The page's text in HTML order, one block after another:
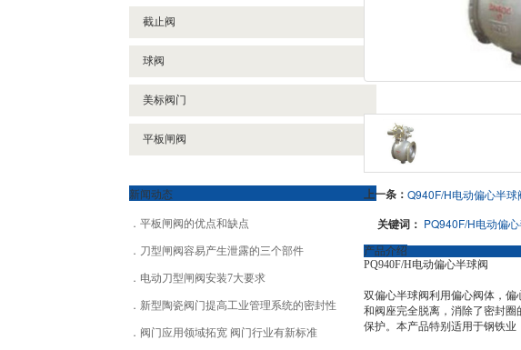
上一条： Q940F/H电动偏心半球
关键词： PQ940F/H电动偏
产品介绍
PQ940F/H电动偏心半球阀
双偏心半球阀利用偏心阀体，
和阀座完全脱离，消除了密封
保护。本产品特别适用于钢铁
截止阀
球阀
美标阀门
平板闸阀
新闻动态
平板闸阀的优点和缺点
刀型闸阀容易产生泄露的三个部件
电动刀型闸阀安装7大要求
新型陶瓷阀门提高工业管理系统的密封性
阀门应用领域拓宽 阀门行业有新标准